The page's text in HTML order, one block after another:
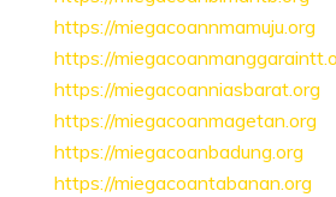
https://miegacoannmamuju.org
https://
https://miegacoanniasbarat.org
https://miegacoanmagetan.org
https://miegacoanbadung.org
https://miegacoantabanan.org